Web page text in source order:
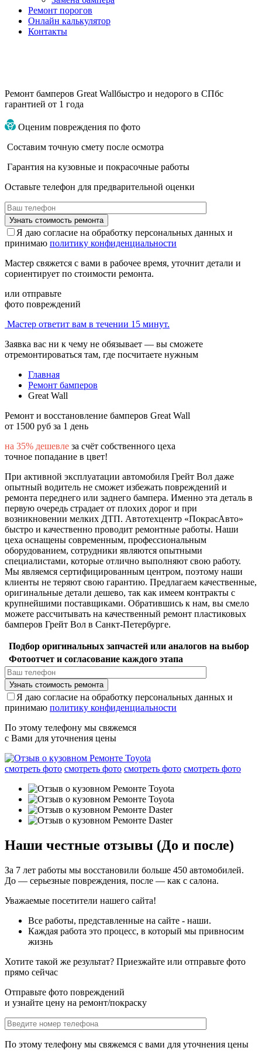
Ремонт порогов
Онлайн калькулятор
Контакты
Ремонт бамперов Great Wallбыстро и недорого в СПбс
гарантией от 1 года
Оценим повреждения по фото
Составим точную смету после осмотра
Гарантия на кузовные и покрасочные работы
Оставьте телефон для предварительной оценки
Я даю согласие на обработку персональных данных и
принимаю политику конфиденциальности
Мастер свяжется с вами в рабочее время, уточнит детали и
сориентирует по стоимости ремонта.
или отправьте
фото повреждений
Мастер ответит вам в течении 15 минут.
Заявка вас ни к чему не обязывает — вы сможете
отремонтироваться там, где посчитаете нужным
Главная
Ремонт бамперов
Great Wall
Ремонт и восстановление бамперов Great Wall
от 1500 руб за 1 день
на 35% дешевле за счёт собственного цеха
точное попадание в цвет!
При активной эксплуатации автомобиля Грейт Вол даже
опытный водитель не сможет избежать повреждений и
ремонта переднего или заднего бампера. Именно эта деталь в
первую очередь страдает от плохих дорог и при
возникновении мелких ДТП. Автотехцентр «ПокрасАвто»
быстро и качественно проводит ремонтные работы. Наши
цеха оснащены современным, профессиональным
оборудованием, сотрудники являются опытными
специалистами, которые отлично выполняют свою работу.
Мы являемся сертифицированным центром, поэтому наши
клиенты не теряют свою гарантию. Предлагаем качественные,
оригинальные детали дешево, так как имеем контракты с
крупнейшими поставщиками. Обратившись к нам, вы смело
можете рассчитывать на качественный ремонт пластиковых
бамперов Грейт Вол в Санкт-Петербурге.
Подбор оригинальных запчастей или аналогов на выбор
Фотоотчет и согласование каждого этапа
Я даю согласие на обработку персональных данных и
принимаю политику конфиденциальности
По этому телефону мы свяжемся
с Вами для уточнения цены
смотреть фото смотреть фото смотреть фото смотреть фото
Наши честные отзывы (До и после)
За 7 лет работы мы восстановили больше 450 автомобилей.
До — серьезные повреждения, после — как с салона.
Уважаемые посетители нашего сайта!
Все работы, представленные на сайте - наши.
Каждая работа это процесс, в который мы привносим
жизнь
Хотите такой же результат? Приезжайте или отправьте фото
прямо сейчас
Отправьте фото повреждений
и узнайте цену на ремонт/покраску
По этому телефону мы свяжемся с вами для уточнения цены